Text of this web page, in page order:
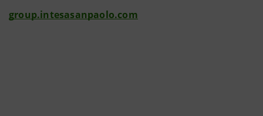
group.intesasanpaolo.com